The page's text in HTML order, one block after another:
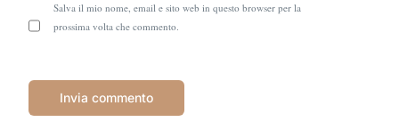
Salva il mio nome, email e sito web in questo browser per la
prossima volta che commento.